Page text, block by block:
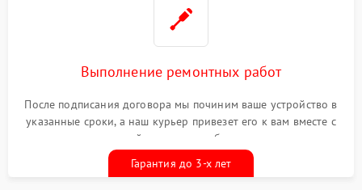
Выполнение ремонтных работ
После подписания договора мы починим ваше устройство в
указанные сроки, а наш курьер привезет его к вам вместе с
гарантийным талоном бесплатно
Гарантия до 3-х лет